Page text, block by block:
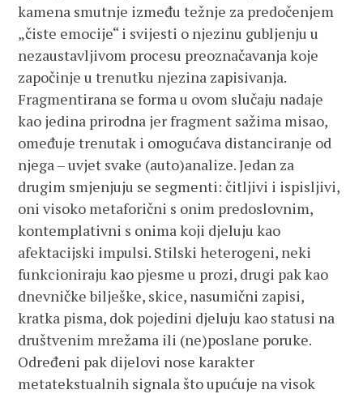
kamena smutnje između težnje za predočenjem
„čiste emocije“ i svijesti o njezinu gubljenju u
nezaustavljivom procesu preoznačavanja koje
započinje u trenutku njezina zapisivanja.
Fragmentirana se forma u ovom slučaju nadaje
kao jedina prirodna jer fragment sažima misao,
omeđuje trenutak i omogućava distanciranje od
njega – uvjet svake (auto)analize. Jedan za
drugim smjenjuju se segmenti: čitljivi i ispisljivi,
oni visoko metaforični s onim predoslovnim,
kontemplativni s onima koji djeluju kao
afektacijski impulsi. Stilski heterogeni, neki
funkcioniraju kao pjesme u prozi, drugi pak kao
dnevničke bilješke, skice, nasumični zapisi,
kratka pisma, dok pojedini djeluju kao statusi na
društvenim mrežama ili (ne)poslane poruke.
Određeni pak dijelovi nose karakter
metatekstualnih signala što upućuje na visok